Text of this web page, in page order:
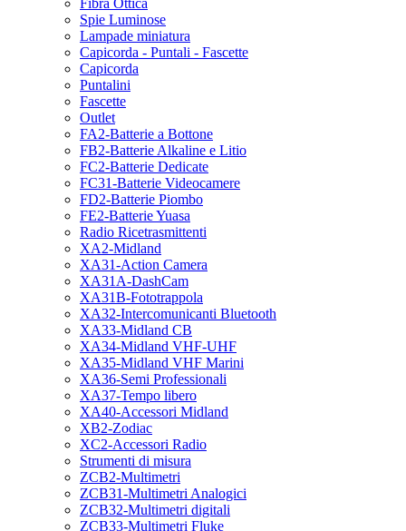
Fibra Ottica
Spie Luminose
Lampade miniatura
Capicorda - Puntali - Fascette
Capicorda
Puntalini
Fascette
Outlet
FA2-Batterie a Bottone
FB2-Batterie Alkaline e Litio
FC2-Batterie Dedicate
FC31-Batterie Videocamere
FD2-Batterie Piombo
FE2-Batterie Yuasa
Radio Ricetrasmittenti
XA2-Midland
XA31-Action Camera
XA31A-DashCam
XA31B-Fototrappola
XA32-Intercomunicanti Bluetooth
XA33-Midland CB
XA34-Midland VHF-UHF
XA35-Midland VHF Marini
XA36-Semi Professionali
XA37-Tempo libero
XA40-Accessori Midland
XB2-Zodiac
XC2-Accessori Radio
Strumenti di misura
ZCB2-Multimetri
ZCB31-Multimetri Analogici
ZCB32-Multimetri digitali
ZCB33-Multimetri Fluke